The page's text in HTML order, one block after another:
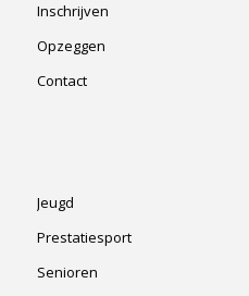
Inschrijven
Opzeggen
Contact
Jeugd
Prestatiesport
Senioren